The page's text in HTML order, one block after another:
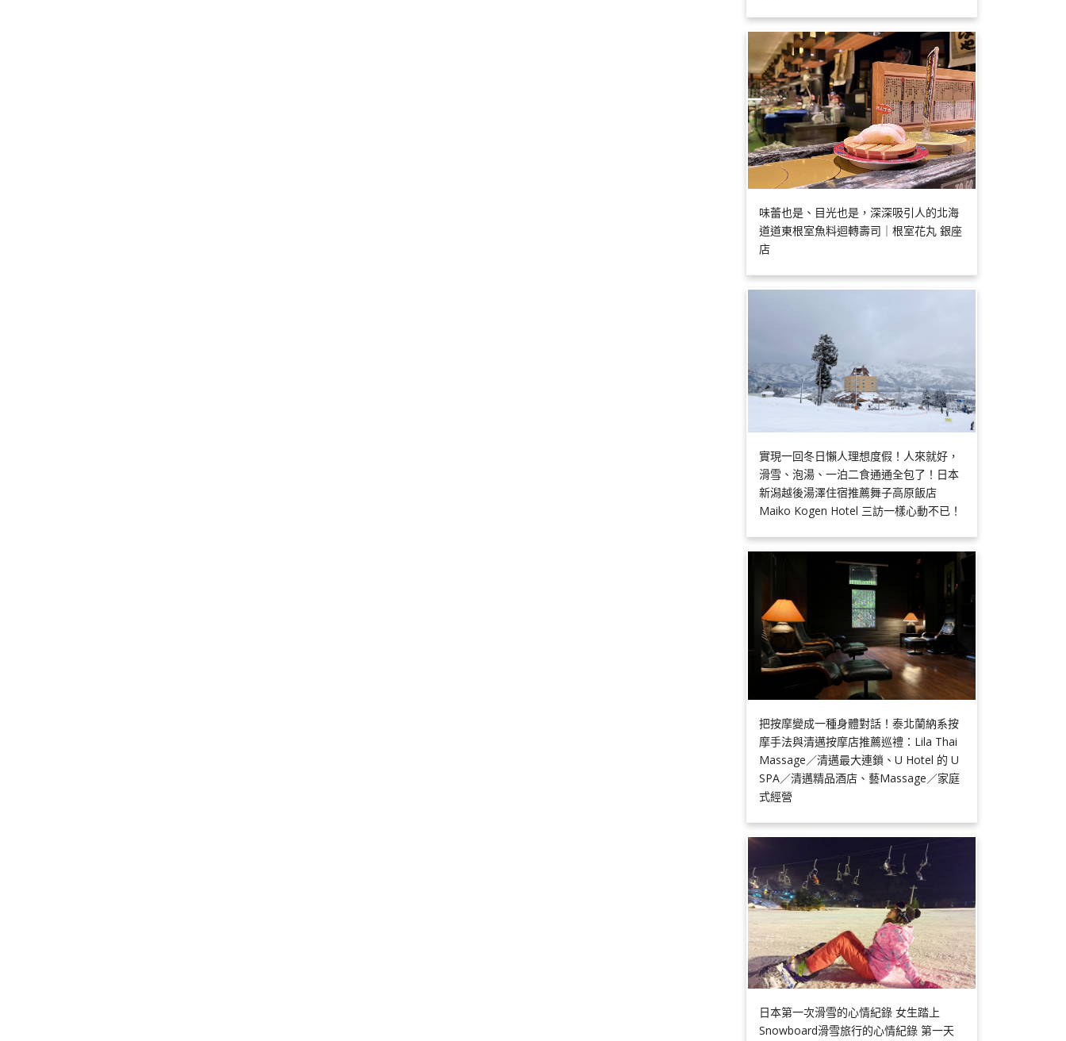
味蕾也是、目光也是，深深吸引人的北海
道道東根室魚料迴轉壽司｜根室花丸 銀座
店
實現一回冬日懶人理想度假！人來就好，
滑雪、泡湯、一泊二食通通全包了！日本
新潟越後湯澤住宿推薦舞子高原飯店
Maiko Kogen Hotel 三訪一樣心動不已！
把按摩變成一種身體對話！泰北蘭納系按
摩手法與清邁按摩店推薦巡禮：Lila Thai
Massage／清邁最大連鎖、U Hotel 的 U
SPA／清邁精品酒店、藝Massage／家庭
式經營
日本第一次滑雪的心情紀錄 女生踏上
Snowboard滑雪旅行的心情紀錄 第一天